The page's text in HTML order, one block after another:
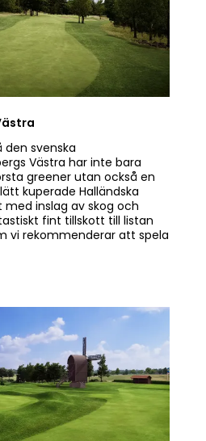
den svenska
Västra har inte bara
greener utan också en
kuperade Halländska
inslag av skog och
fint tillskott till listan
vi rekommenderar att spela